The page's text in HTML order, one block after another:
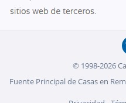
© 1998-2026
Fuente Principal de Casas en